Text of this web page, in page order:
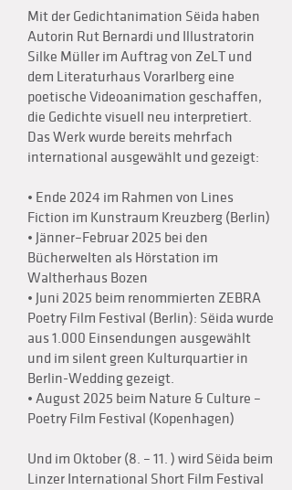
Mit der Gedichtanimation Sëida haben
Autorin Rut Bernardi und Illustratorin
Silke Müller im Auftrag von ZeLT und
dem Literaturhaus Vorarlberg eine
poetische Videoanimation geschaffen,
die Gedichte visuell neu interpretiert.
Das Werk wurde bereits mehrfach
international ausgewählt und gezeigt:
• Ende 2024 im Rahmen von Lines
Fiction im Kunstraum Kreuzberg (Berlin)
• Jänner–Februar 2025 bei den
Bücherwelten als Hörstation im
Waltherhaus Bozen
• Juni 2025 beim renommierten ZEBRA
Poetry Film Festival (Berlin): Sëida wurde
aus 1.000 Einsendungen ausgewählt
und im silent green Kulturquartier in
Berlin-Wedding gezeigt.
• August 2025 beim Nature & Culture –
Poetry Film Festival (Kopenhagen)
Und im Oktober (8. – 11. ) wird Sëida beim
Linzer International Short Film Festival